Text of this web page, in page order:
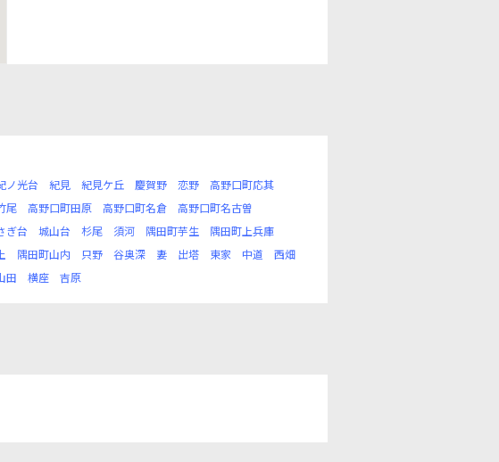
ノ光台 紀見 紀見ケ丘 慶賀野 恋野
高野口町応其
尾 高野口町田原 高野口町名倉
高野口町名古曽
ぎ台 城山台 杉尾 須河 隅田町芋生
隅田町上兵庫
隅田町山内 只野 谷奥深 妻 出塔 東家 中道
西畑
田 横座 吉原